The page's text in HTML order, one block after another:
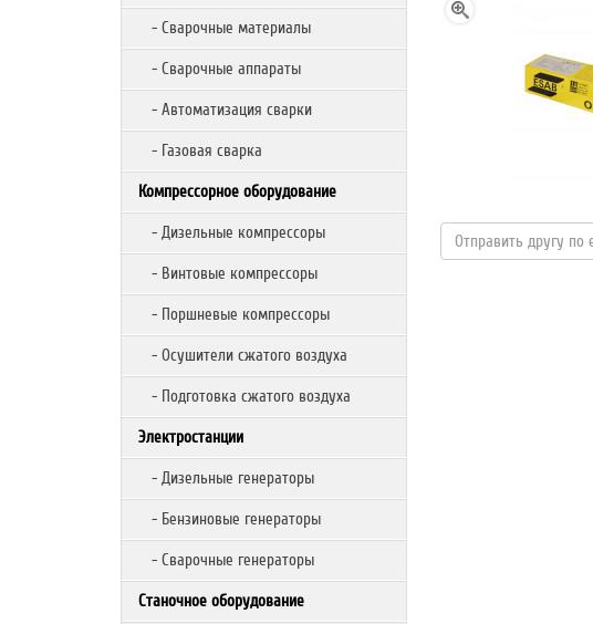
- Сварочные материалы
- Сварочные аппараты
- Автоматизация сварки
- Газовая сварка
Компрессорное оборудование
- Дизельные компрессоры
- Винтовые компрессоры
- Поршневые компрессоры
- Осушители сжатого воздуха
- Подготовка сжатого воздуха
Электростанции
- Дизельные генераторы
- Бензиновые генераторы
- Сварочные генераторы
Станочное оборудование